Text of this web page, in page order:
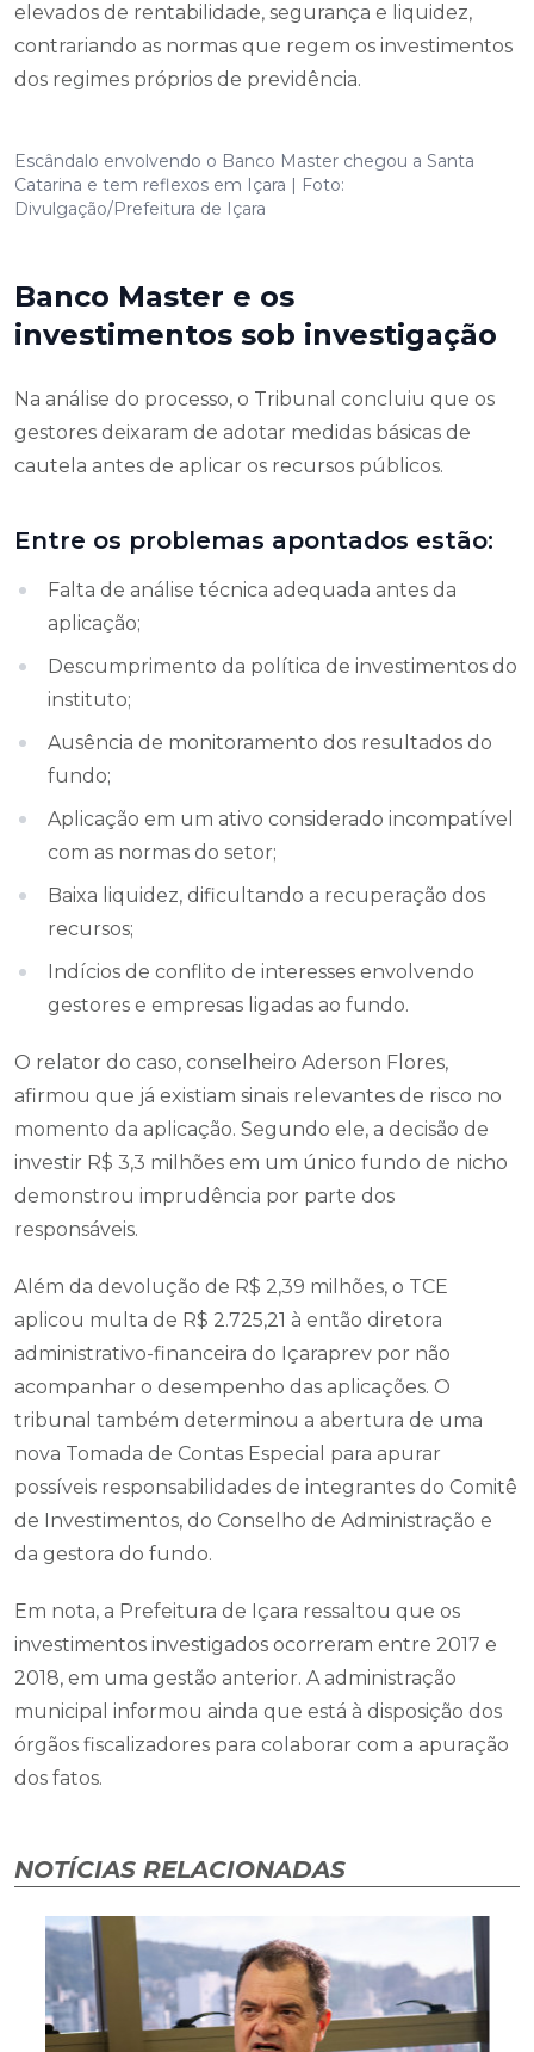
elevados de rentabilidade, segurança e liquidez,
contrariando as normas que regem os investimentos
dos regimes próprios de previdência.
Escândalo envolvendo o Banco Master chegou a Santa
Catarina e tem reflexos em Içara | Foto:
Divulgação/Prefeitura de Içara
Banco Master e os
investimentos sob investigação
Na análise do processo, o Tribunal concluiu que os
gestores deixaram de adotar medidas básicas de
cautela antes de aplicar os recursos públicos.
Entre os problemas apontados estão:
Falta de análise técnica adequada antes da
aplicação;
Descumprimento da política de investimentos do
instituto;
Ausência de monitoramento dos resultados do
fundo;
Aplicação em um ativo considerado incompatível
com as normas do setor;
Baixa liquidez, dificultando a recuperação dos
recursos;
Indícios de conflito de interesses envolvendo
gestores e empresas ligadas ao fundo.
O relator do caso, conselheiro Aderson Flores,
afirmou que já existiam sinais relevantes de risco no
momento da aplicação. Segundo ele, a decisão de
investir R$ 3,3 milhões em um único fundo de nicho
demonstrou imprudência por parte dos
responsáveis.
Além da devolução de R$ 2,39 milhões, o TCE
aplicou multa de R$ 2.725,21 à então diretora
administrativo-financeira do Içaraprev por não
acompanhar o desempenho das aplicações. O
tribunal também determinou a abertura de uma
nova Tomada de Contas Especial para apurar
possíveis responsabilidades de integrantes do Comitê
de Investimentos, do Conselho de Administração e
da gestora do fundo.
Em nota, a Prefeitura de Içara ressaltou que os
investimentos investigados ocorreram entre 2017 e
2018, em uma gestão anterior. A administração
municipal informou ainda que está à disposição dos
órgãos fiscalizadores para colaborar com a apuração
dos fatos.
NOTÍCIAS RELACIONADAS